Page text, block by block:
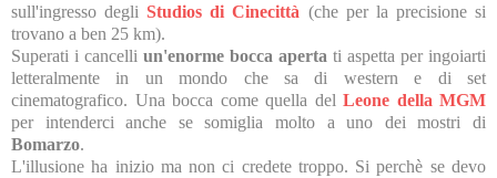
sull'ingresso degliStudios di Cinecittà (che per la precisione si
trovano a ben 25 km).
Superati i cancelli un'enorme bocca aperta ti aspetta per ingoiarti
letteralmente in un mondo che sa di western e di set
cinematografico. Una bocca come quella del Leone della MGM
per intenderci anche se somiglia molto a uno dei mostri di
Bomarzo.
L'illusione ha inizio ma non ci credete troppo. Si perchè se devo